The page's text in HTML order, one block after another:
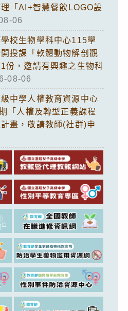
「AI+智慧餐飲LOGO設
06
校生物學科中心115學
授課「軟體動物解剖觀
份，邀請有興趣之生物科
08-06
中學人權教育資源中心
「人權及轉型正義課程
畫，敬請教師(社群)申